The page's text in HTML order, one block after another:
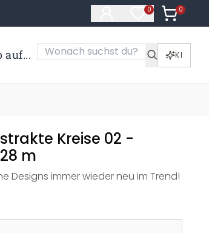
0
Artikel im
0
Artikel
auf... KI
Kreise 02 -
m
Designs immer wieder neu im Trend!